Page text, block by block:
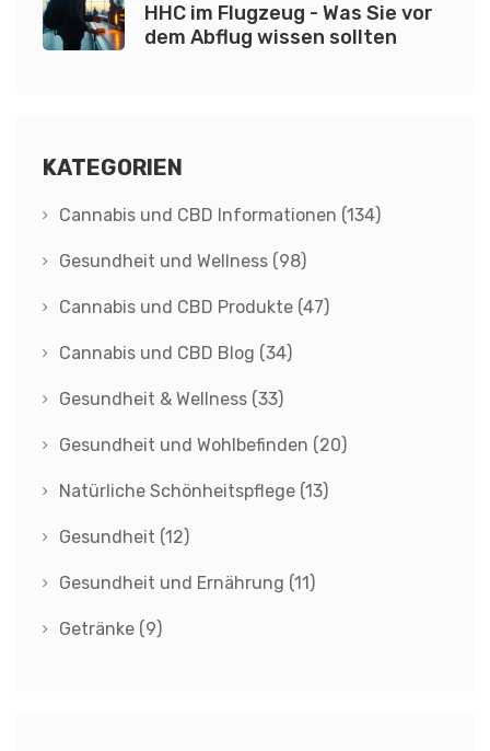
HHC im Flugzeug - Was Sie vor
dem Abflug wissen sollten
KATEGORIEN
Cannabis und CBD Informationen (134)
Gesundheit und Wellness (98)
Cannabis und CBD Produkte (47)
Cannabis und CBD Blog (34)
Gesundheit & Wellness (33)
Gesundheit und Wohlbefinden (20)
Natürliche Schönheitspflege (13)
Gesundheit (12)
Gesundheit und Ernährung (11)
Getränke (9)